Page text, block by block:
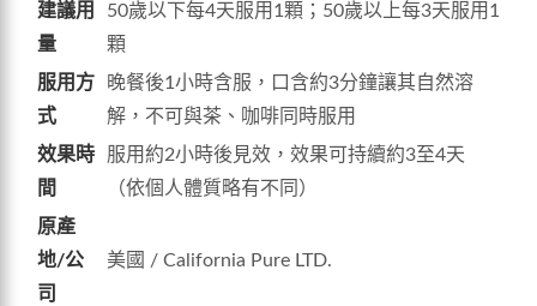
建議用
量
50歲以下每4天服用1顆；50歲以上每3天服用1
顆
服用方
式
晚餐後1小時含服，口含約3分鐘讓其自然溶
解，不可與茶、咖啡同時服用
效果時
間
服用約2小時後見效，效果可持續約3至4天
（依個人體質略有不同）
原產
地/公
司
美國 / California Pure LTD.